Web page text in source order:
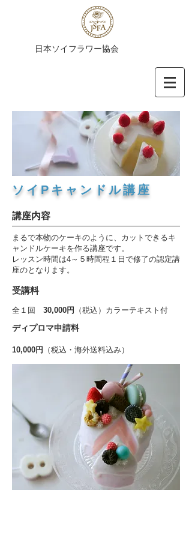
​日本ソイフラワー協会
​ソイPキャンドル講座
​講座内容
まるで本物のケーキのように、カットできるキ
ャンドルケーキを作る講座です。
レッスン時間は4～５時間程１日で修了の認定講
座のとなります。
​受講料
全１回 30,000円 （税込）カラーテキスト付
​ディプロマ申請料
10,000円 （税込・海外送料込み）